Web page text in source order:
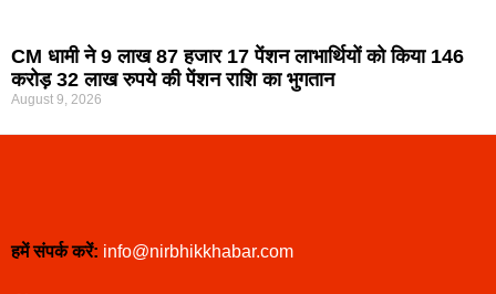
CM धामी ने 9 लाख 87 हजार 17 पेंशन लाभार्थियों को किया 146
करोड़ 32 लाख रुपये की पेंशन राशि का भुगतान
August 9, 2026
हमें संपर्क करें: info@nirbhikkhabar.com